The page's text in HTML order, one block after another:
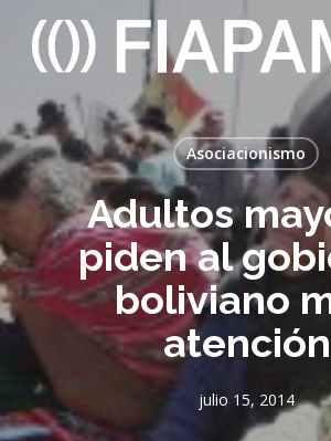
main
Asociacionismo
Adultos
piden al
boliviano
atención
julio 15, 2014